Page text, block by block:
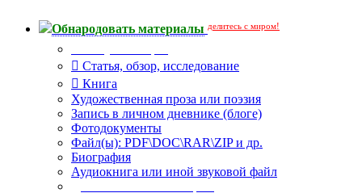
Обнародовать материалы делитесь с миром!
Статья, обзор, исследование
Книга
Художественная проза или поэзия
Запись в личном дневнике (блоге)
Фотодокументы
Файл(ы): PDF\DOC\RAR\ZIP и др.
Биография
Аудиокнига или иной звуковой файл